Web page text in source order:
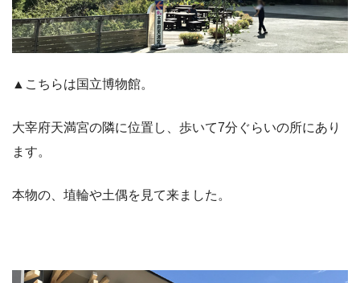
▲こちらは国立博物館。
大宰府天満宮の隣に位置し、歩いて7分ぐらいの所にあり
ます。
本物の、埴輪や土偶を見て来ました。